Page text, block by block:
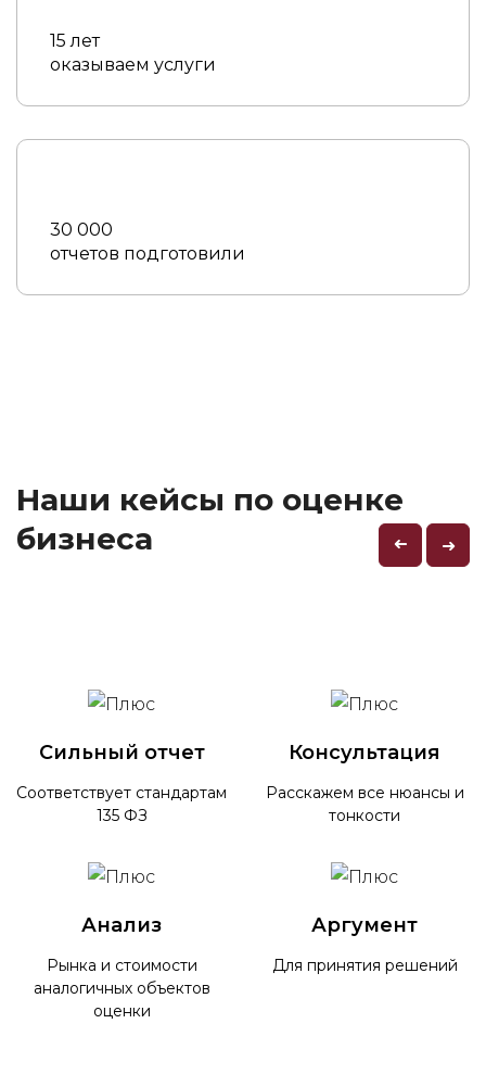
15 лет
оказываем услуги
30 000
отчетов подготовили
Наши кейсы по оценке
бизнеса
➜ ➜
Сильный отчет
Соответствует стандартам
135 ФЗ
Консультация
Расскажем все нюансы и
тонкости
Анализ
Рынка и стоимости
аналогичных объектов
оценки
Аргумент
Для принятия решений